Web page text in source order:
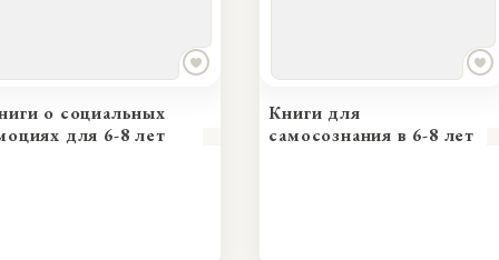
о социальных
для 6-8 лет
Книги для
самосознания в 6-8 лет